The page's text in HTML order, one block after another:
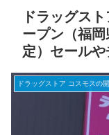
ドラッグス
ープン（福
定）セール